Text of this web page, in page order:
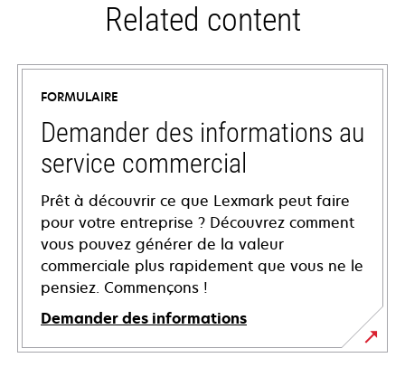
Related content
FORMULAIRE
Demander des informations au
service commercial
Prêt à découvrir ce que Lexmark peut faire
pour votre entreprise ? Découvrez comment
vous pouvez générer de la valeur
commerciale plus rapidement que vous ne le
pensiez. Commençons !
Demander des informations